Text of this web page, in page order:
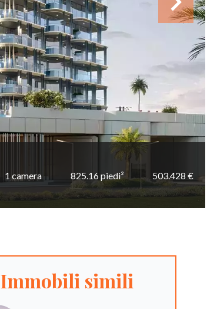
1 camera 825.16 piedi² 503.428 €
Immobili simili